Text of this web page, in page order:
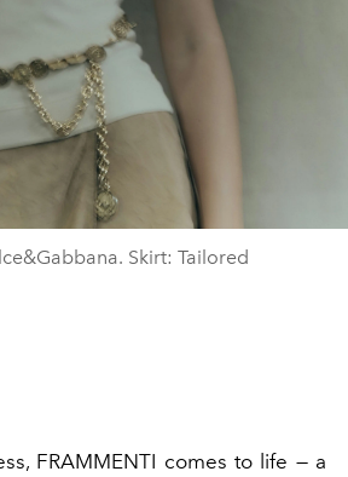
Skirt: Tailored
FRAMMENTI comes to life — a